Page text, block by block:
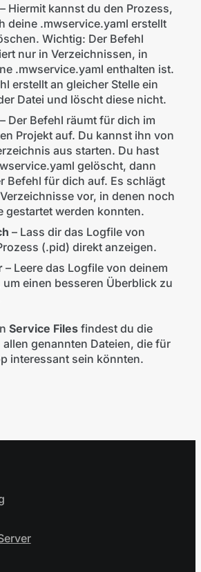
– Hiermit kannst du den Prozess,
deine .mwservice.yaml erstellt
Wichtig: Der Befehl
nur in Verzeichnissen, in
.mwservice.yaml enthalten ist.
erstellt an gleicher Stelle ein
Datei und löscht diese nicht.
Der Befehl räumt für dich im
Projekt auf. Du kannst ihn von
aus starten. Du hast
gelöscht, dann
Befehl für dich auf. Es schlägt
vor, in denen noch
gestartet werden konnten.
– Lass dir das Logfile von
(.pid) direkt anzeigen.
– Leere das Logfile von deinem
um einen besseren Überblick zu
Service Filesfindest du die
allen genannten Dateien, die für
interessant sein könnten.